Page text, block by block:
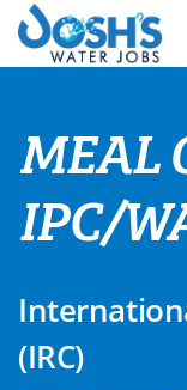
Skip
content
MEAL
IPC/
(IRC)